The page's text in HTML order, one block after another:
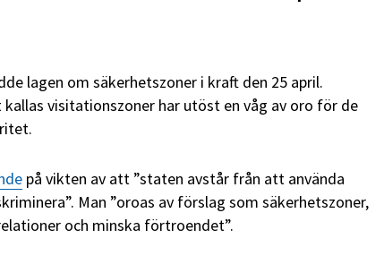
lagen om säkerhetszoner i kraft den 25 april.
visitationszoner har utöst en våg av oro för de
på vikten av att ”staten avstår från att använda
Man ”oroas av förslag som säkerhetszoner,
och minska förtroendet”.